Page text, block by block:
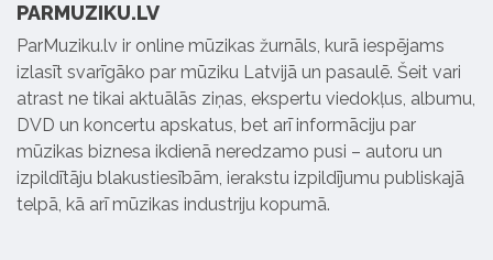
PARMUZIKU.LV
ParMuziku.lv ir online mūzikas žurnāls, kurā iespējams
izlasīt svarīgāko par mūziku Latvijā un pasaulē. Šeit vari
atrast ne tikai aktuālās ziņas, ekspertu viedokļus, albumu,
DVD un koncertu apskatus, bet arī informāciju par
mūzikas biznesa ikdienā neredzamo pusi – autoru un
izpildītāju blakustiesībām, ierakstu izpildījumu publiskajā
telpā, kā arī mūzikas industriju kopumā.